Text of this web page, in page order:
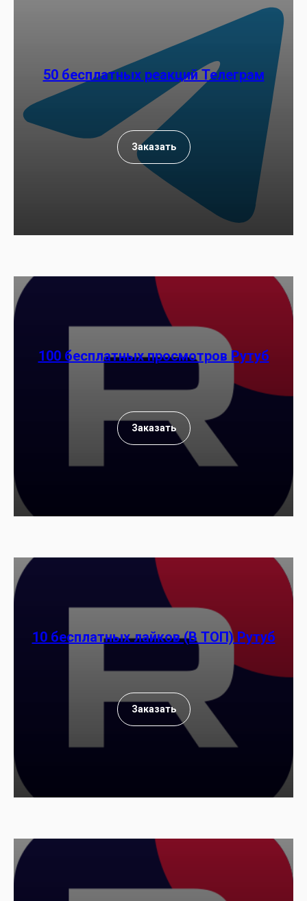
50 бесплатных реакций Телеграм
Заказать
100 бесплатных просмотров Рутуб
Заказать
10 бесплатных лайков (В ТОП) Рутуб
Заказать